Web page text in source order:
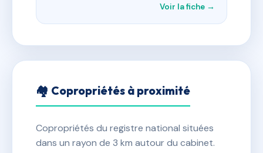
Voir la fiche →
🏘 Copropriétés à proximité
Copropriétés du registre national situées
dans un rayon de 3 km autour du cabinet.